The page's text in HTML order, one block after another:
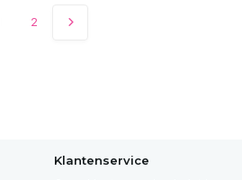
2
Klantenservice